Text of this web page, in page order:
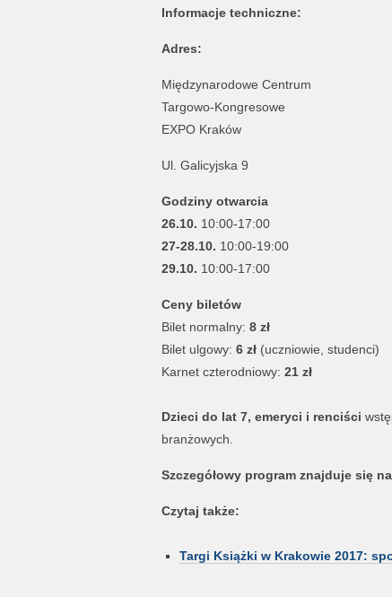
Informacje techniczne:
Adres:
Międzynarodowe Centrum
Targowo-Kongresowe
EXPO Kraków
Ul. Galicyjska 9
Godziny otwarcia
26.10. 10:00-17:00
27-28.10. 10:00-19:00
29.10. 10:00-17:00
Ceny biletów
Bilet normalny: 8 zł
Bilet ulgowy: 6 zł(uczniowie, studenci)
Karnet czterodniowy: 21 zł
Dzieci do lat 7, emeryci i renciści
branżowych.
Szczegółowy program znajduje się
Czytaj także:
Targi Książki w Krakowie 2017: